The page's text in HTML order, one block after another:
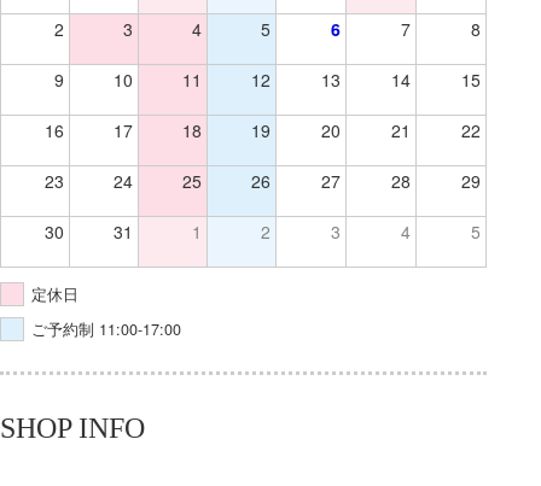
2 3 4 5 6 7 8
9 10 11 12 13 14 15
16 17 18 19 20 21 22
23 24 25 26 27 28 29
30 31 1 2 3 4 5
定休日
ご予約制 11:00-17:00
SHOP INFO